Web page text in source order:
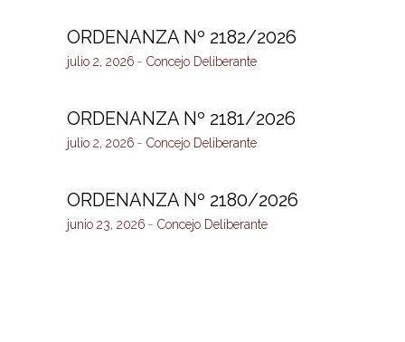
ORDENANZA Nº 2182/2026
julio 2, 2026 Concejo Deliberante
ORDENANZA Nº 2181/2026
julio 2, 2026 Concejo Deliberante
ORDENANZA Nº 2180/2026
junio 23, 2026 Concejo Deliberante